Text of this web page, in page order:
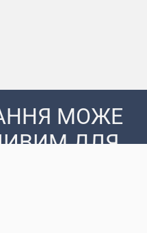
МОЖЕ
ДЛЯ